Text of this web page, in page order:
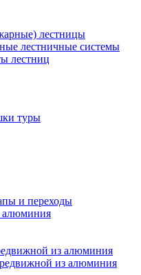
лестницы
лестничные системы
лестниц
туры
и переходы
алюминия
из алюминия
из алюминия